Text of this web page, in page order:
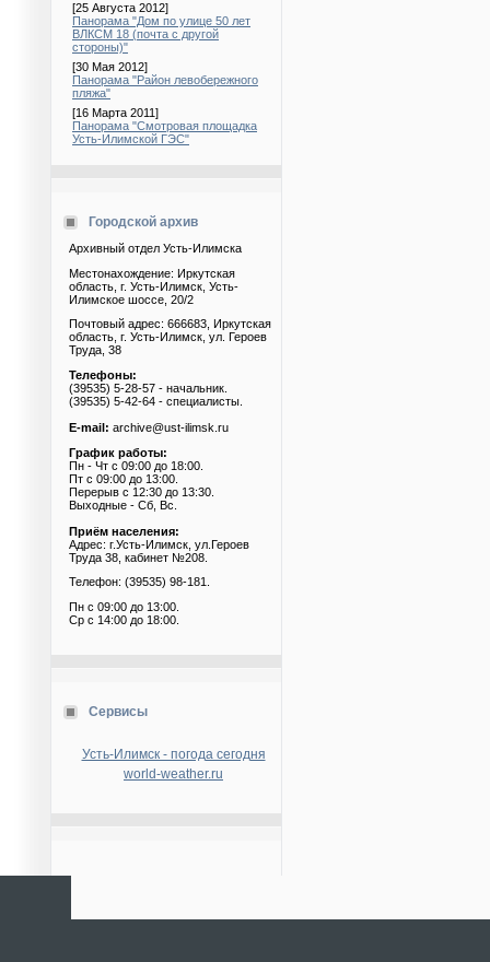
[25 Августа 2012]
Панорама "Дом по улице 50 лет
ВЛКСМ 18 (почта с другой
стороны)"
[30 Мая 2012]
Панорама "Район левобережного
пляжа"
[16 Марта 2011]
Панорама "Смотровая площадка
Усть-Илимской ГЭС"
Городской архив
Архивный отдел Усть-Илимска
Местонахождение: Иркутская
область, г. Усть-Илимск, Усть-
Илимское шоссе, 20/2
Почтовый адрес: 666683, Иркутская
область, г. Усть-Илимск, ул. Героев
Труда, 38
Телефоны:
(39535) 5-28-57 - начальник.
(39535) 5-42-64 - специалисты.
E-mail: archive@ust-ilimsk.ru
График работы:
Пн - Чт с 09:00 до 18:00.
Пт с 09:00 до 13:00.
Перерыв с 12:30 до 13:30.
Выходные - Сб, Вс.
Приём населения:
Адрес: г.Усть-Илимск, ул.Героев
Труда 38, кабинет №208.
Телефон: (39535) 98-181.
Пн с 09:00 до 13:00.
Ср с 14:00 до 18:00.
Сервисы
Усть-Илимск - погода сегодня
world-weather.ru